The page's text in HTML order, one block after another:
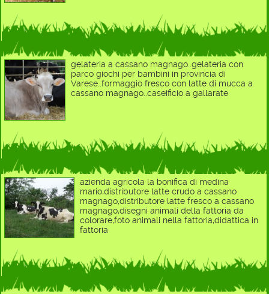
gelateria a cassano magnago..gelateria con
parco giochi per bambini in provincia di
Varese..formaggio fresco con latte di mucca a
cassano magnago..caseificio a gallarate
azienda agricola la bonifica di medina
mario,distributore latte crudo a cassano
magnago,distributore latte fresco a cassano
magnago,disegni animali della fattoria da
colorare,foto animali nella fattoria,didattica in
fattoria